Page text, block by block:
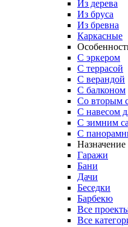
Из дерева
Из бруса
Из бревна
Каркасные
С эркером
С террасой
С верандой
С балконом
Со вторым
С навесом
С зимним
С
Назначение
Гаражи
Бани
Дачи
Беседки
Барбекю
Все
Все